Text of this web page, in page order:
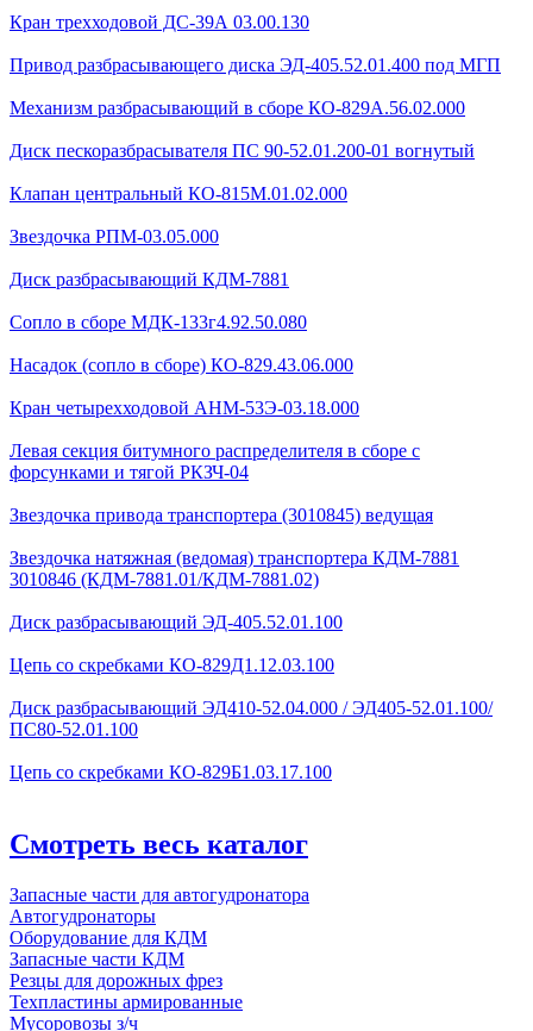
Кран трехходовой ДС-39А 03.00.130
Привод разбрасывающего диска ЭД-405.52.01.400 под МГП
Механизм разбрасывающий в сборе КО-829А.56.02.000
Диск пескоразбрасывателя ПС 90-52.01.200-01 вогнутый
Клапан центральный КО-815М.01.02.000
Звездочка РПМ-03.05.000
Диск разбрасывающий КДМ-7881
Сопло в сборе МДК-133г4.92.50.080
Насадок (сопло в сборе) КО-829.43.06.000
Кран четырехходовой AHМ-53Э-03.18.000
Левая секция битумного распределителя в сборе с
форсунками и тягой РКЗЧ-04
Звездочка привода транспортера (3010845) ведущая
Звездочка натяжная (ведомая) транспортера КДМ-7881
3010846 (КДМ-7881.01/КДМ-7881.02)
Диск разбрасывающий ЭД-405.52.01.100
Цепь со скребками КО-829Д1.12.03.100
Диск разбрасывающий ЭД410-52.04.000 / ЭД405-52.01.100/
ПС80-52.01.100
Цепь со скребками КО-829Б1.03.17.100
Смотреть весь каталог
Запасные части для автогудронатора
Автогудронаторы
Оборудование для КДМ
Запасные части КДМ
Резцы для дорожных фрез
Техпластины армированные
Мусоровозы з/ч